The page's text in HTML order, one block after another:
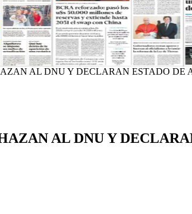
AL DNU Y DECLARAN ESTADO DE
AL DNU Y